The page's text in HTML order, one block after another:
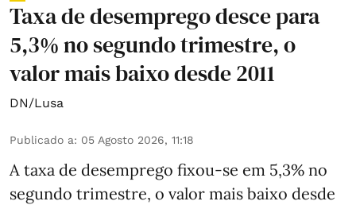
Taxa de desemprego desce para
5,3% no segundo trimestre, o
valor mais baixo desde 2011
DN/Lusa
Publicado a: 05 Agosto 2026, 11:18
A taxa de desemprego fixou-se em 5,3% no
segundo trimestre, o valor mais baixo desde